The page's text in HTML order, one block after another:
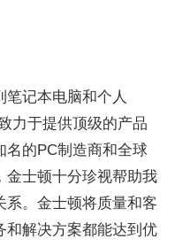
笔记本电脑和个人
力于提供顶级的产品
名的PC制造商和全球
金士顿十分珍视帮助我
系。金士顿将质量和客
和解决方案都能达到优